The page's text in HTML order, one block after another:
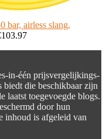
bar, airless slang,
103.97
in-één prijsvergelijkings-
biedt die beschikbaar zijn
laatst toegevoegde blogs.
door hun
inhoud is afgeleid van